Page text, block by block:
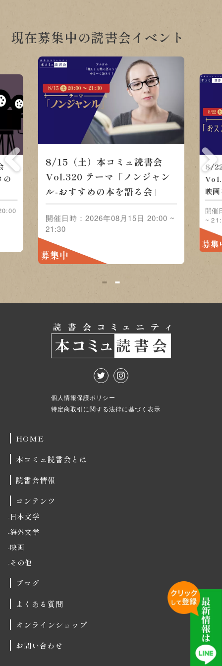
現在募集中の読書会イベント
の
8/15（土）本コミュ読書会
Vol.320 テーマ「ノンジャン
ル-おすすめの本を語る会」
開催日時：2026年08月15日 20:00 ~
21:30
募集中
8/
映
開催
~
募集
1 2
個人情報保護ポリシー
特定商取引に関する法律に基づく表示
HOME
本コミュ読書会とは
読書会情報
コンテンツ
日本文学
海外文学
映画
その他
ブログ
よくある質問
オンラインショップ
お問い合わせ